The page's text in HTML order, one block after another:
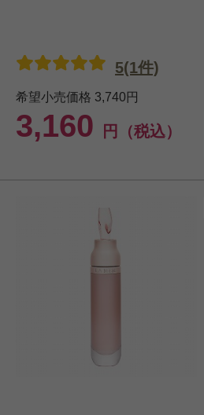
希望小売価格 3,740円
3,160 円（税込）
5(1件)